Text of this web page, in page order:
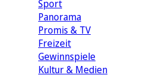
Sport
Panorama
Promis & TV
Freizeit
Gewinnspiele
Kultur & Medien